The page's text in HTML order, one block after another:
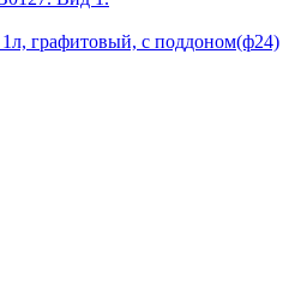
графитовый, с поддоном(ф24)